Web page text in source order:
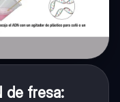
de fresa: